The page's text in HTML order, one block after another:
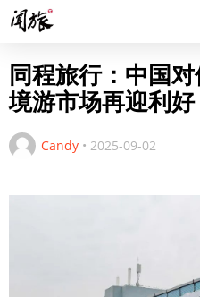
同程旅行：中国
境游市场再迎利好
Candy • 2025-09-02